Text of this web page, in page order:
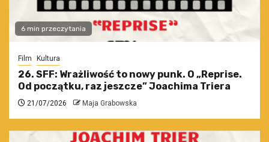
6 min przeczytania
Film Kultura
26. SFF: Wrażliwość to nowy punk. O „Reprise.
Od początku, raz jeszcze” Joachima Triera
21/07/2026 Maja Grabowska